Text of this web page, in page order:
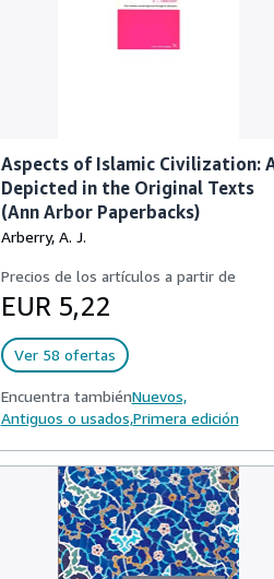
Aspects of Islamic Civilization:
Depicted in the Original Texts
(Ann Arbor Paperbacks)
Arberry, A. J.
Precios de los artículos a partir de
EUR 5,22
Ver 58 ofertas
Encuentra tambiénNuevos,
Antiguos o usados,Primera edición